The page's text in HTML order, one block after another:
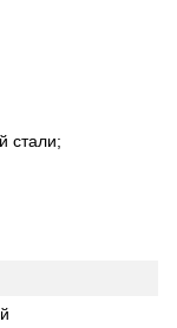
стали;